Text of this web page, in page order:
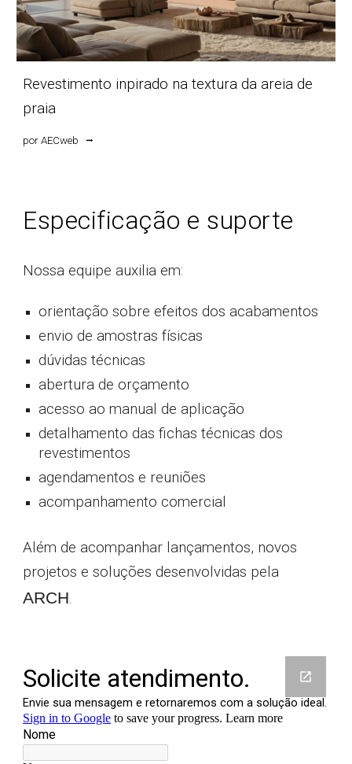
Revestimento inpirado na textura da areia de
praia
porAECweb ⭢
Especificação e suporte
Nossa equipe auxilia em:
orientação sobre efeitos dos acabamentos
envio de amostras físicas
dúvidas técnicas
abertura de orçamento
acesso ao manual de aplicação
detalhamento das fichas técnicas dos
revestimentos
agendamentos e reuniões
acompanhamento comercial
Além de acompanhar lançamentos, novos
projetos e soluções desenvolvidas pela
ARCH.